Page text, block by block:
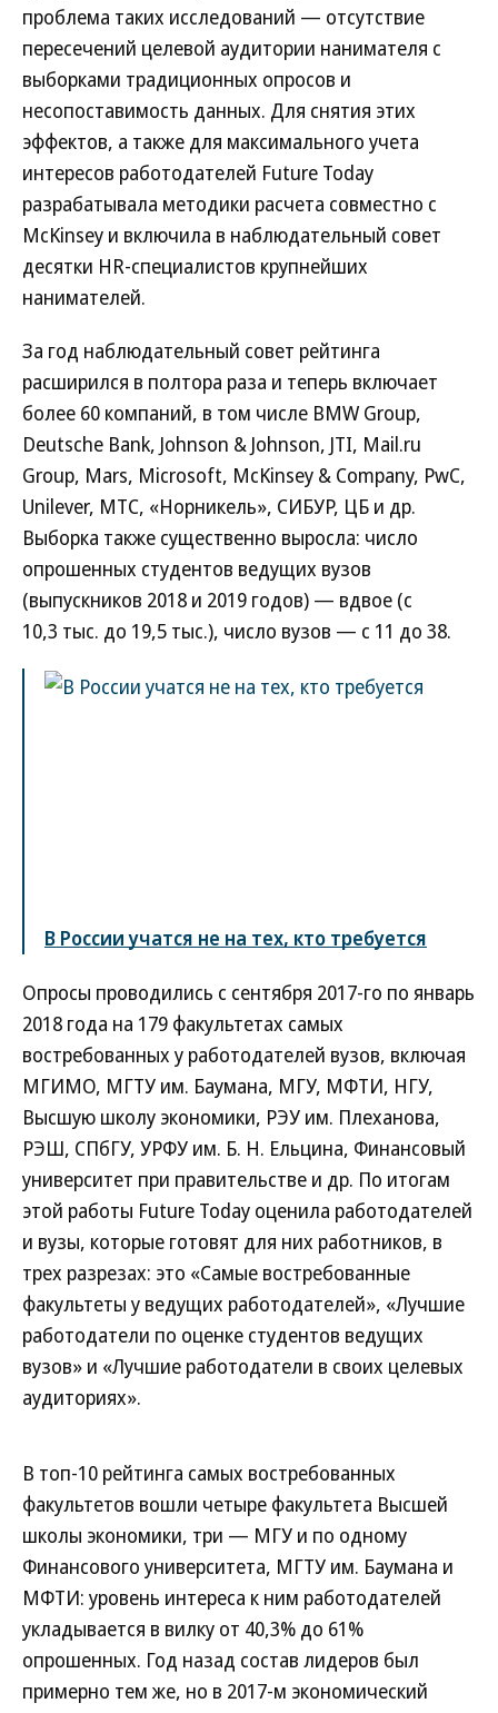
проблема таких исследований — отсутствие
пересечений целевой аудитории нанимателя с
выборками традиционных опросов и
несопоставимость данных. Для снятия этих
эффектов, а также для максимального учета
интересов работодателей Future Today
разрабатывала методики расчета совместно с
McKinsey и включила в наблюдательный совет
десятки HR-специалистов крупнейших
нанимателей.
За год наблюдательный совет рейтинга
расширился в полтора раза и теперь включает
более 60 компаний, в том числе BMW Group,
Deutsche Bank, Johnson & Johnson, JTI, Mail.ru
Group, Mars, Microsoft, McKinsey & Company, PwC,
Unilever, МТС, «Норникель», СИБУР, ЦБ и др.
Выборка также существенно выросла: число
опрошенных студентов ведущих вузов
(выпускников 2018 и 2019 годов) — вдвое (с
10,3 тыс. до 19,5 тыс.), число вузов — с 11 до 38.
В России учатся не на тех, кто требуется
Опросы проводились с сентября 2017-го по январь
2018 года на 179 факультетах самых
востребованных у работодателей вузов, включая
МГИМО, МГТУ им. Баумана, МГУ, МФТИ, НГУ,
Высшую школу экономики, РЭУ им. Плеханова,
РЭШ, СПбГУ, УРФУ им. Б. Н. Ельцина, Финансовый
университет при правительстве и др. По итогам
этой работы Future Today оценила работодателей
и вузы, которые готовят для них работников, в
трех разрезах: это «Самые востребованные
факультеты у ведущих работодателей», «Лучшие
работодатели по оценке студентов ведущих
вузов» и «Лучшие работодатели в своих целевых
аудиториях».
В топ-10 рейтинга самых востребованных
факультетов вошли четыре факультета Высшей
школы экономики, три — МГУ и по одному
Финансового университета, МГТУ им. Баумана и
МФТИ: уровень интереса к ним работодателей
укладывается в вилку от 40,3% до 61%
опрошенных. Год назад состав лидеров был
примерно тем же, но в 2017-м экономический